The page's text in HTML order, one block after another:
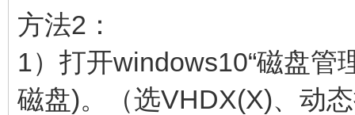
方法2：
1）打开windows10“磁盘管
磁盘)。（选VHDX(X)、动